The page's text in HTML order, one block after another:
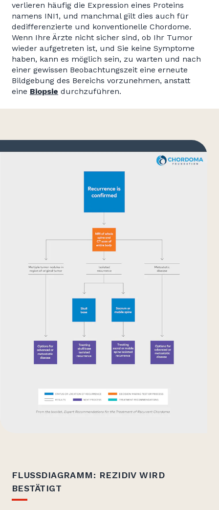
verlieren häufig die Expression eines Proteins
namens INI1, und manchmal gilt dies auch für
dedifferenzierte und konventionelle Chordome.
Wenn Ihre Ärzte nicht sicher sind, ob Ihr Tumor
wieder aufgetreten ist, und Sie keine Symptome
haben, kann es möglich sein, zu warten und nach
einer gewissen Beobachtungszeit eine erneute
Bildgebung des Bereichs vorzunehmen, anstatt
eine Biopsie durchzuführen.
FLUSSDIAGRAMM: REZIDIV WIRD
BESTÄTIGT